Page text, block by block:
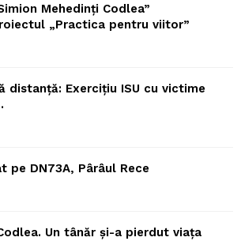
Mehedinți Codlea”
„Practica pentru viitor”
distanță: Exercițiu ISU cu victime
pe DN73A, Pârâul Rece
Un tânăr și-a pierdut viața